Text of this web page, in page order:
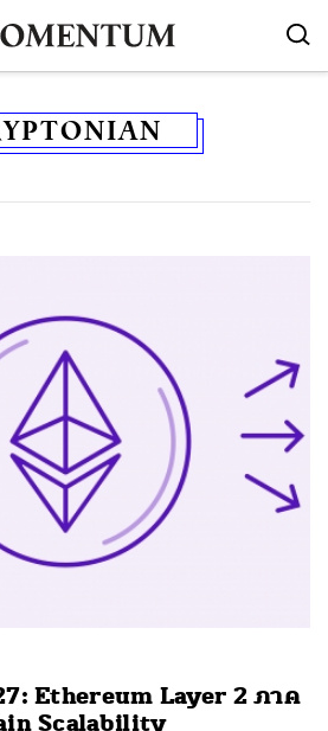
Ethereum Layer 2 ภาค
Scalability